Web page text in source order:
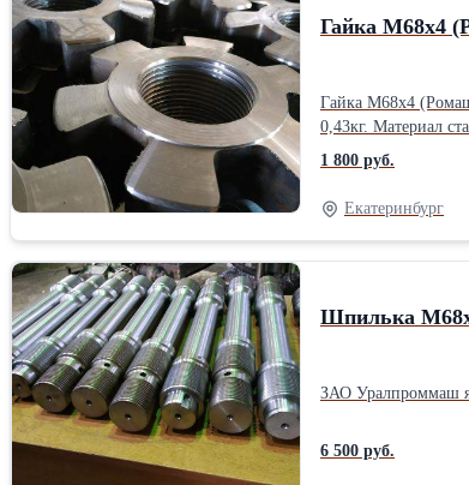
Гайка М68х4
Гайка М68х4
0,43кг. Материал
1 800 руб.
Екатеринбург
Шпилька
ЗАО Уралпроммаш
6 500 руб.